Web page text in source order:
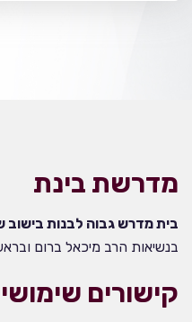
מדרשת בינת
בית מדרש גבוה לבנות בישוב
בנשיאות הרב מיכאל ברום
קישורים